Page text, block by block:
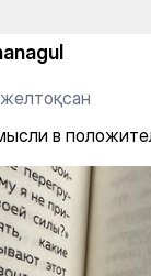
желтоқсан
в